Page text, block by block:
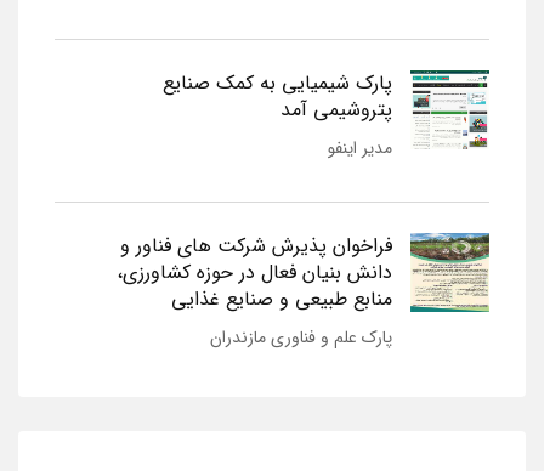
پارک شیمیایی به کمک صنایع
پتروشیمی آمد
مدیر اینفو
فراخوان پذیرش شرکت های فناور و
دانش بنیان فعال در حوزه کشاورزی،
منابع طبیعی و صنایع غذایی
پارک علم و فناوری مازندران